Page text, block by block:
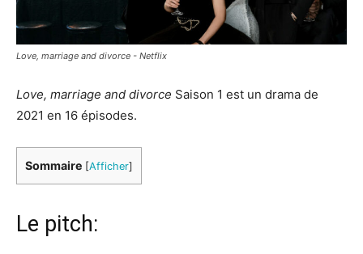
Love, marriage and divorce - Netflix
Love, marriage and divorce Saison 1 est un drama de
2021 en 16 épisodes.
Sommaire [Afficher]
Le pitch: